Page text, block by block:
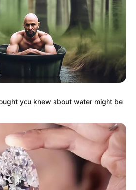
you knew about water might be